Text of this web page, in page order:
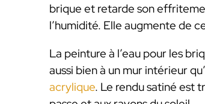
brique et retarde son
l’humidité. Elle augmente de
La peinture à l’eau pour les
aussi bien à un mur intérieur
acrylique. Le rendu satiné est